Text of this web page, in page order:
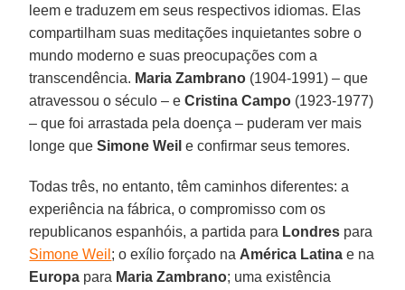
leem e traduzem em seus respectivos idiomas. Elas
compartilham suas meditações inquietantes sobre o
mundo moderno e suas preocupações com a
transcendência. Maria Zambrano (1904-1991) – que
atravessou o século – eCristina Campo (1923-1977)
– que foi arrastada pela doença – puderam ver mais
longe queSimone Weil e confirmar seus temores.
Todas três, no entanto, têm caminhos diferentes: a
experiência na fábrica, o compromisso com os
republicanos espanhóis, a partida para Londres para
Simone Weil ; o exílio forçado na América Latina e na
Europa para Maria Zambrano; uma existência